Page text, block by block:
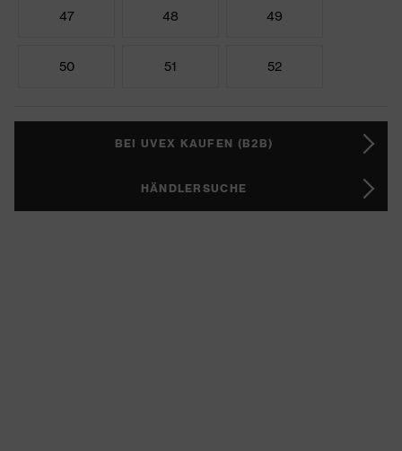
47 48 49
50 51 52
BEI UVEX KAUFEN (B2B)
HÄNDLERSUCHE